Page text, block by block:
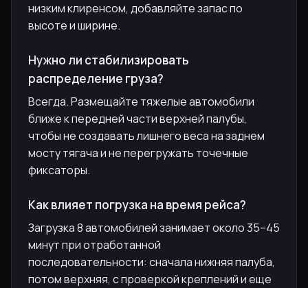
низким клиренсом, добавляйте запас по
высоте и ширине.
Нужно ли стабилизировать
распределение груза?
Всегда. Размещайте тяжелые автомобили
ближе к передней части верхней палубы,
чтобы не создавать лишнего веса на заднем
мосту тягача и не перегружать точечные
фиксаторы.
Как влияет погрузка на время рейса?
Загрузка 8 автомобилей занимает около 35–45
минут при отработанной
последовательности: сначала нижняя палуба,
потом верхняя, с проверкой креплений и еще